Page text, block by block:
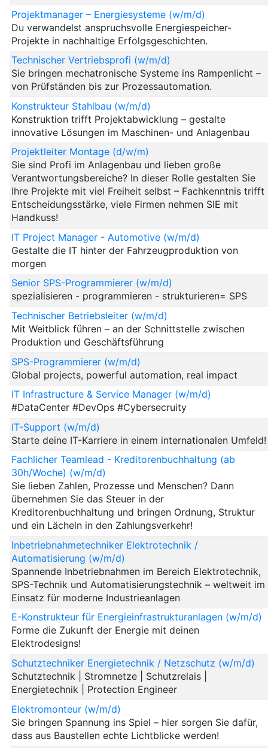
Projektmanager – Energiesysteme (w/m/d)
Du verwandelst anspruchsvolle Energiespeicher-
Projekte in nachhaltige Erfolgsgeschichten.
Technischer Vertriebsprofi (w/m/d)
Sie bringen mechatronische Systeme ins Rampenlicht –
von Prüfständen bis zur Prozessautomation.
Konstrukteur Stahlbau (w/m/d)
Konstruktion trifft Projektabwicklung – gestalte
innovative Lösungen im Maschinen- und Anlagenbau
Projektleiter Montage (d/w/m)
Sie sind Profi im Anlagenbau und lieben große
Verantwortungsbereiche? In dieser Rolle gestalten Sie
Ihre Projekte mit viel Freiheit selbst – Fachkenntnis trifft
Entscheidungsstärke, viele Firmen nehmen SIE mit
Handkuss!
IT Project Manager - Automotive (w/m/d)
Gestalte die IT hinter der Fahrzeugproduktion von
morgen
Senior SPS-Programmierer (w/m/d)
spezialisieren - programmieren - strukturieren= SPS
Technischer Betriebsleiter (w/m/d)
Mit Weitblick führen – an der Schnittstelle zwischen
Produktion und Geschäftsführung
SPS-Programmierer (w/m/d)
Global projects, powerful automation, real impact
IT Infrastructure & Service Manager (w/m/d)
#DataCenter #DevOps #Cybersecruity
IT-Support (w/m/d)
Starte deine IT-Karriere in einem internationalen Umfeld!
Fachlicher Teamlead - Kreditorenbuchhaltung (ab
30h/Woche) (w/m/d)
Sie lieben Zahlen, Prozesse und Menschen? Dann
übernehmen Sie das Steuer in der
Kreditorenbuchhaltung und bringen Ordnung, Struktur
und ein Lächeln in den Zahlungsverkehr!
Inbetriebnahmetechniker Elektrotechnik /
Automatisierung (w/m/d)
Spannende Inbetriebnahmen im Bereich Elektrotechnik,
SPS-Technik und Automatisierungstechnik – weltweit im
Einsatz für moderne Industrieanlagen
E-Konstrukteur für Energieinfrastrukturanlagen (w/m/d)
Forme die Zukunft der Energie mit deinen
Elektrodesigns!
Schutztechniker Energietechnik / Netzschutz (w/m/d)
Schutztechnik | Stromnetze | Schutzrelais |
Energietechnik | Protection Engineer
Elektromonteur (w/m/d)
Sie bringen Spannung ins Spiel – hier sorgen Sie dafür,
dass aus Baustellen echte Lichtblicke werden!